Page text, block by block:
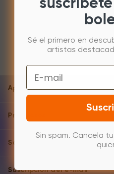
Apoyo y ayuda
Productos
Sobre
Suscripción del e-mail
Sé el primero en
artistas
Email
Sin spam. Cancela